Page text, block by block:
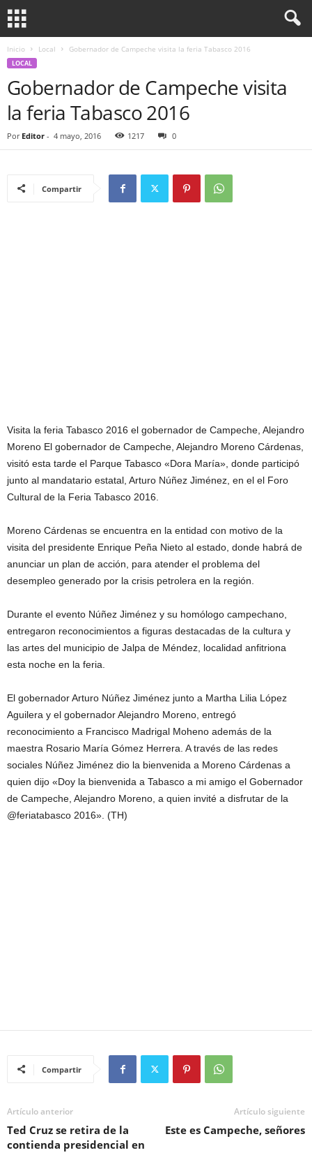
Inicio Local Gobernador de Campeche visita la feria Tabasco 2016
LOCAL
Gobernador de Campeche visita
la feria Tabasco 2016
Por Editor - 4 mayo, 2016 1217 0
Compartir
Visita la feria Tabasco 2016 el gobernador de Campeche, Alejandro
Moreno El gobernador de Campeche, Alejandro Moreno Cárdenas,
visitó esta tarde el Parque Tabasco «Dora María», donde participó
junto al mandatario estatal, Arturo Núñez Jiménez, en el el Foro
Cultural de la Feria Tabasco 2016.
Moreno Cárdenas se encuentra en la entidad con motivo de la
visita del presidente Enrique Peña Nieto al estado, donde habrá de
anunciar un plan de acción, para atender el problema del
desempleo generado por la crisis petrolera en la región.
Durante el evento Núñez Jiménez y su homólogo campechano,
entregaron reconocimientos a figuras destacadas de la cultura y
las artes del municipio de Jalpa de Méndez, localidad anfitriona
esta noche en la feria.
El gobernador Arturo Núñez Jiménez junto a Martha Lilia López
Aguilera y el gobernador Alejandro Moreno, entregó
reconocimiento a Francisco Madrigal Moheno además de la
maestra Rosario María Gómez Herrera. A través de las redes
sociales Núñez Jiménez dio la bienvenida a Moreno Cárdenas a
quien dijo «Doy la bienvenida a Tabasco a mi amigo el Gobernador
de Campeche, Alejandro Moreno, a quien invité a disfrutar de la
@feriatabasco 2016». (TH)
Compartir
Artículo anterior
Ted Cruz se retira de la
contienda presidencial en
Artículo siguiente
Este es Campeche, señores